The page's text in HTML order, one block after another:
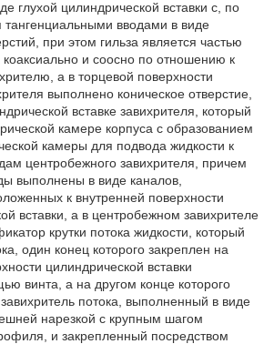
глухой цилиндрической вставки с, по
вводами в виде
при этом гильза является частью
и соосно по отношению к
а в торцевой поверхности
выполнено коническое отверстие,
вставке завихрителя, который
камере корпуса с образованием
камеры для подвода жидкости к
центробежного завихрителя, причем
выполнены в виде каналов,
к внутренней поверхности
вставки, а в центробежном завихрителе
крутки потока жидкости, который
один конец которого закреплен на
цилиндрической вставки
винта, а на другом конце которого
потока, выполненный в виде
нарезкой с крупным шагом
и закрепленный посредством